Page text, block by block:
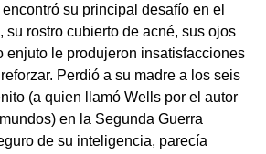
su principal desafío en el
su rostro cubierto de acné, sus ojos
enjuto le produjeron insatisfacciones
Perdió a su madre a los seis
(a quien llamó Wells por el autor
en la Segunda Guerra
de su inteligencia, parecía